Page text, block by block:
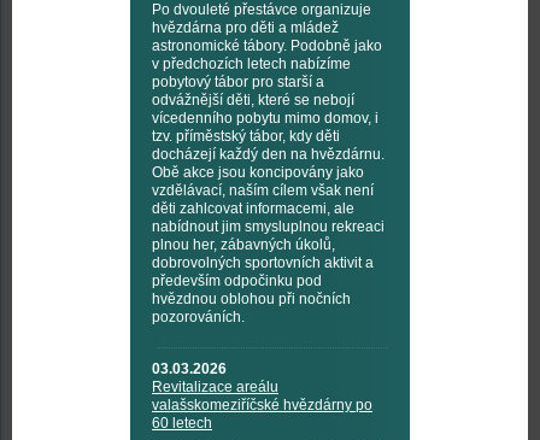
Po dvouleté přestávce organizuje
hvězdárna pro děti a mládež
astronomické tábory. Podobně jako
v předchozích letech nabízíme
pobytový tábor pro starší a
odvážnější děti, které se nebojí
vícedenního pobytu mimo domov, i
tzv. příměstský tábor, kdy děti
docházejí každý den na hvězdárnu.
Obě akce jsou koncipovány jako
vzdělávací, naším cílem však není
děti zahlcovat informacemi, ale
nabídnout jim smysluplnou rekreaci
plnou her, zábavných úkolů,
dobrovolných sportovních aktivit a
především odpočinku pod
hvězdnou oblohou při nočních
pozorováních.
03.03.2026
Revitalizace areálu
valašskomeziříčské hvězdárny po
60 letech